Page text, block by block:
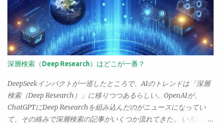
して寛解することもできず、一生付き合わなくてはいけない病気
で、個人的にこっちのほうがよほど怖い（年取って病院まで歩け
なくなくなって喘息の治療薬が買えなくなったりしたら、想像す
るだに恐ろしい「チアノーゼで窒息死」という事態になるわけ
で、なおせる癌よりよほど怖い）。 が、未だに「癌＝死病」と思
っている人がわんさかいるようで、それが困る。こっちはちょっ
と癌になっただけなのに、大仰に心配されると、「いえ、それほ
どでも」ともいえず、なんとも居心地の悪い気分になる。 お医者
さんの方もそういう点では同じようで、患者に癌告知をすると
き、未だにえらく慎重になってしまう、ということも聞いた。
メントを書いたりしたのだけど、うーん。正直、なにかもやもや
する。彼女の捉える「入門書」と「AIで学ぶ」ことと、自身のそ
れとの間に乖離があるのだ。 彼女がやっているのは「AIによるト
ライアル＆エラー」だ。プロンプトを送り、コードを書いてもら
う。それを動かす。わからないところを聞いて教えてもらう。疑
問に思ったり思いついた部分を変更してもらう。そうやってやり
取りしながらコーディングについて学習していくわけだね。 これ
に比べると、入門書を読んで学ぶやり方は全然ダメだ。まずトラ
イアル＆エラーができない。そして文法だの構文だのの話ばかり
でつまらない。ひたすらコードを写経するだけでなにをやってる
深層検索（Deep Research）はどこが一番？
DeepSeekインパクトが一巡したところで、AIのトレンドは「深層
検索（Deep Research）」に移りつつあるらしい。OpenAIが、
ChatGPTにDeep Researchを組み込んだのがニュースになってい
て、その絡みで深層検索の記事がいくつか流れてきた。 いろいろ